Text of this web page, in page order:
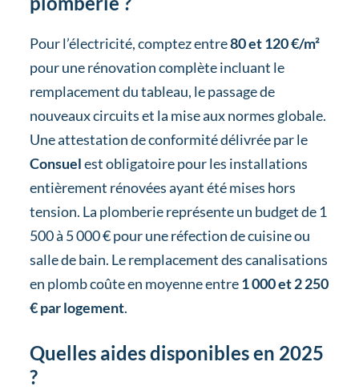
Pour l’électricité, comptez entre80 et 120 €/m²
pour une rénovation complète incluant le
remplacement du tableau, le passage de
nouveaux circuits et la mise aux normes globale.
Une attestation de conformité délivrée par le
Consuelest obligatoire pour les installations
entièrement rénovées ayant été mises hors
tension. La plomberie représente un budget de 1
500 à 5 000 € pour une réfection de cuisine ou
salle de bain. Le remplacement des canalisations
en plomb coûte en moyenne entre1 000 et 2 250
€ par logement.
Quelles aides disponibles en 2025
?